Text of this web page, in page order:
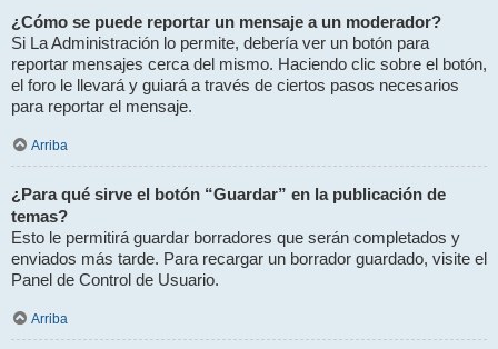
¿Cómo se puede reportar un mensaje a un moderador?
Si La Administración lo permite, debería ver un botón para
reportar mensajes cerca del mismo. Haciendo clic sobre el botón,
el foro le llevará y guiará a través de ciertos pasos necesarios
para reportar el mensaje.
Arriba
¿Para qué sirve el botón “Guardar” en la publicación de
temas?
Esto le permitirá guardar borradores que serán completados y
enviados más tarde. Para recargar un borrador guardado, visite el
Panel de Control de Usuario.
Arriba